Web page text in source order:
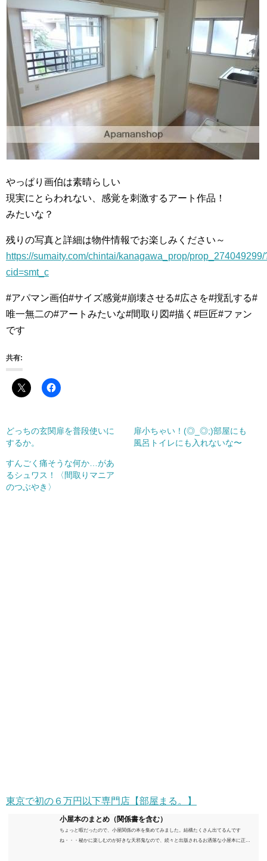
やっぱり画伯は素晴らしい
現実にとらわれない、感覚を刺激するアート作品！
みたいな？
残りの写真と詳細は物件情報でお楽しみください～
https://sumaity.com/chintai/kanagawa_prop/prop_274049299/
cid=smt_c
#アパマン画伯#サイズ感覚#崩壊させる#広さを#撹乱する#
唯一無二の#アートみたいな#間取り図#描く#巨匠#ファン
です
共有:
どっちの玄関扉を普段使いに
するか。
扉小ちゃい！(◎_◎;)部屋にも
風呂トイレにも入れないな〜
すんごく痛そうな何か…があ
るシュワス！〈間取りマニア
のつぶやき〉
東京で初の６万円以下専門店【部屋まる。】
小屋本のまとめ（関係書を含む）
ちょっと暇だったので、小屋関係の本を集めてみました。結構たくさん出てるんです
ね・・・秘かに楽しむのが好きな天邪鬼なので、続々と出版されるお洒落な小屋本に正直